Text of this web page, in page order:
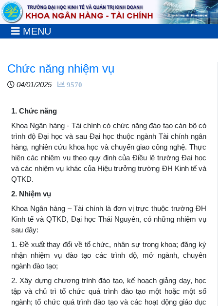
MENU
Chức năng nhiệm vụ
04/01/2025 9570
1. Chức năng
Khoa Ngân hàng - Tài chính có chức năng đào tạo cán bộ có
trình độ Đại học và sau Đại học thuộc ngành Tài chính ngân
hàng, nghiên cứu khoa học và chuyển giao công nghệ. Thực
hiện các nhiệm vụ theo quy định của Điều lệ trường Đại học
và các nhiệm vụ khác của Hiệu trưởng trường ĐH Kinh tế và
QTKD.
2. Nhiệm vụ
Khoa Ngân hàng – Tài chính là đơn vị trực thuộc trường ĐH
Kinh tế và QTKD, Đại học Thái Nguyên, có những nhiệm vụ
sau đây:
1. Đề xuất thay đổi về tổ chức, nhân sự trong khoa; đăng ký
nhận nhiệm vụ đào tạo các trình độ, mở ngành, chuyên
ngành đào tạo;
2. Xây dựng chương trình đào tạo, kế hoạch giảng dạy, học
tập và chủ trì tổ chức quá trình đào tạo một hoặc một số
ngành; tổ chức quá trình đào tạo và các hoạt động giáo dục